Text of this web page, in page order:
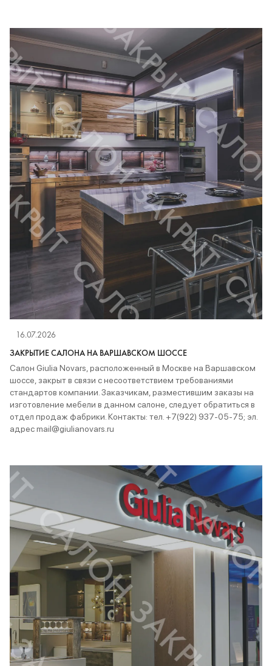
16.07.2026
ЗАКРЫТИЕ САЛОНА НА ВАРШАВСКОМ ШОССЕ
Салон Giulia Novars, расположенный в Москве на Варшавском
шоссе, закрыт в связи с несоответствием требованиями
стандартов компании. Заказчикам, разместившим заказы на
изготовление мебели в данном салоне, следует обратиться в
отдел продаж фабрики. Контакты: тел. +7(922) 937-05-75; эл.
адрес mail@giulianovars.ru